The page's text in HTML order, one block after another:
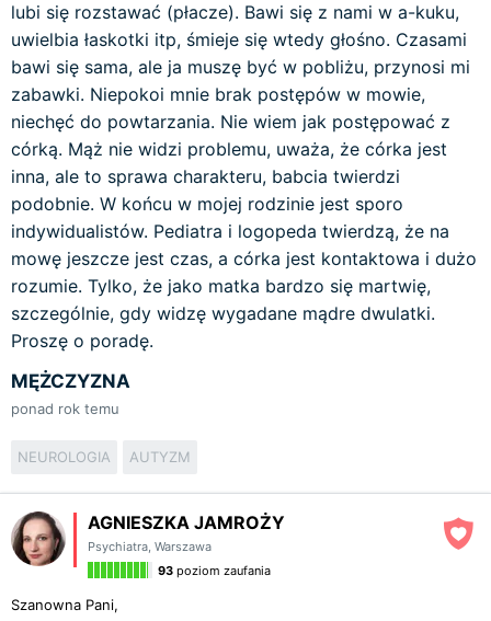
lubi się rozstawać (płacze). Bawi się z nami w a-kuku,
uwielbia łaskotki itp, śmieje się wtedy głośno. Czasami
bawi się sama, ale ja muszę być w pobliżu, przynosi mi
zabawki. Niepokoi mnie brak postępów w mowie,
niechęć do powtarzania. Nie wiem jak postępować z
córką. Mąż nie widzi problemu, uważa, że córka jest
inna, ale to sprawa charakteru, babcia twierdzi
podobnie. W końcu w mojej rodzinie jest sporo
indywidualistów. Pediatra i logopeda twierdzą, że na
mowę jeszcze jest czas, a córka jest kontaktowa i dużo
rozumie. Tylko, że jako matka bardzo się martwię,
szczególnie, gdy widzę wygadane mądre dwulatki.
Proszę o poradę.
MĘŻCZYZNA
ponad rok temu
NEUROLOGIA AUTYZM
AGNIESZKA JAMROŻY
Psychiatra, Warszawa
93 poziom zaufania
Szanowna Pani,